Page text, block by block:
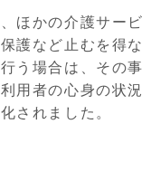
ほかの介護サービ
護など 止むを得な
う場合は、その事
利用者の心身の状況
されました。